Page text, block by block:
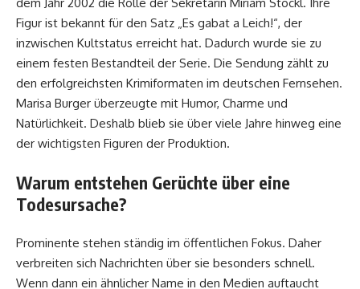
Figur ist bekannt für den Satz „Es gabat a Leich!“, der
inzwischen Kultstatus erreicht hat. Dadurch wurde sie zu
einem festen Bestandteil der Serie. Die Sendung zählt zu
den erfolgreichsten Krimiformaten im deutschen Fernsehen.
Marisa Burger überzeugte mit Humor, Charme und
Natürlichkeit. Deshalb blieb sie über viele Jahre hinweg eine
der wichtigsten Figuren der Produktion.
Warum entstehen Gerüchte über eine
Todesursache?
Prominente stehen ständig im öffentlichen Fokus. Daher
verbreiten sich Nachrichten über sie besonders schnell.
Wenn dann ein ähnlicher Name in den Medien auftaucht